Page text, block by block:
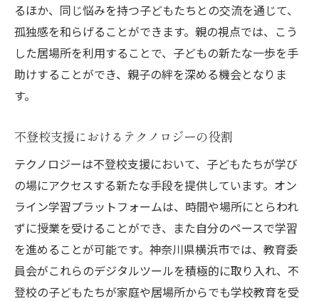
心理カウンセリングの活用方法
地域相談窓口の利用手順と紹介
心の健康を保つためのセルフケア
相談窓口のサービス内容と利用事例
親子コミュニケーション向上のための具体的な
取り組み
親子間での感情表現の練習
共通の趣味を通じた絆の強化
定期的な家族会議の実施
ストレスを軽減する対話技法
るほか、同じ悩みを持つ子どもたちとの交流を通じて、
孤独感を和らげることができます。親の視点では、こう
した居場所を利用することで、子どもの新たな一歩を手
助けすることができ、親子の絆を深める機会となりま
す。
不登校支援におけるテクノロジーの役割
テクノロジーは不登校支援において、子どもたちが学び
の場にアクセスする新たな手段を提供しています。オン
ライン学習プラットフォームは、時間や場所にとらわれ
ずに授業を受けることができ、また自分のペースで学習
を進めることが可能です。神奈川県横浜市では、教育委
員会がこれらのデジタルツールを積極的に取り入れ、不
登校の子どもたちが家庭や居場所からでも学校教育を受